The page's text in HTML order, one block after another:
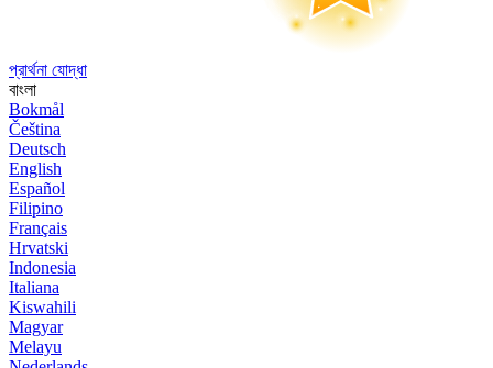
প্রার্থনা যোদ্ধা
বাংলা
Bokmål
Čeština
Deutsch
English
Español
Filipino
Français
Hrvatski
Indonesia
Italiana
Kiswahili
Magyar
Melayu